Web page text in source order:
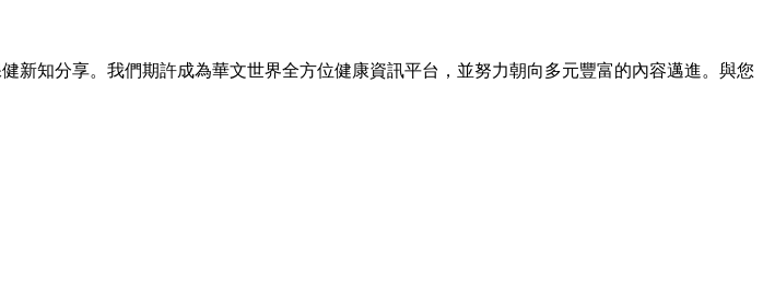
新知分享。我們期許成為華文世界全方位健康資訊平台，並努力朝向多元豐富的內容邁進。與您